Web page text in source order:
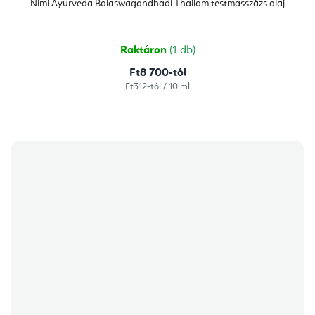
Nimi Ayurveda Balaswagandhadi Thailam testmasszázs olaj
Raktáron (1 db)
Ft8 700-tól
Egységár:
Ft312-tól / 10 ml